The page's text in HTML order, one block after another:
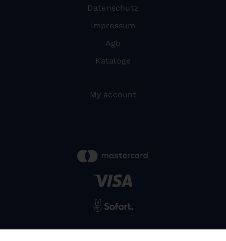
Datenschutz
Impressum
Agb
Kataloge
My account